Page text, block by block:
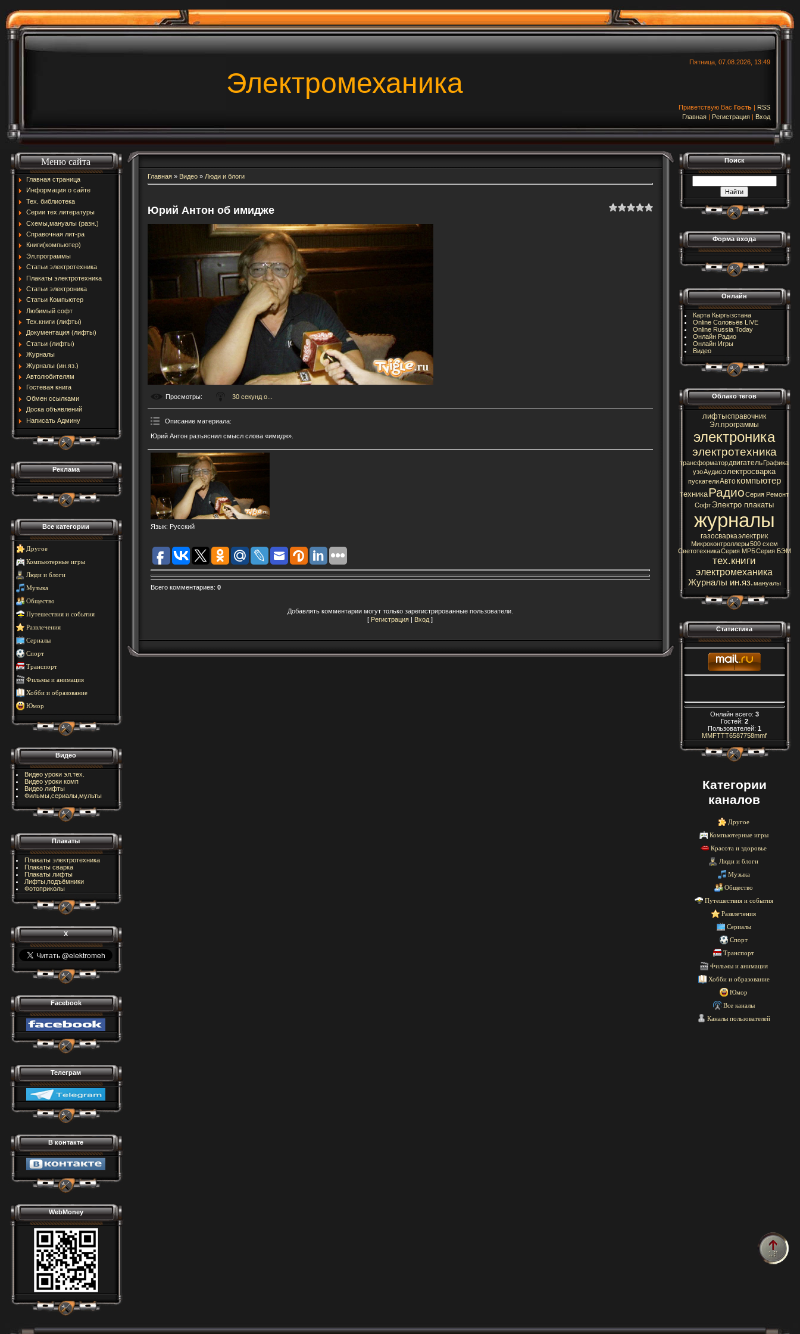
Пятница, 07.08.2026, 13:49
Электромеханика
Приветствую Вас Гость | RSS
Главная | Регистрация | Вход
Меню сайта
Главная страница
Информация о сайте
Тех. библиотека
Серии тех.литературы
Схемы,мануалы (разн.)
Справочная лит-ра
Книги(компьютер)
Эл.программы
Статьи электротехника
Плакаты электротехника
Статьи электроника
Статьи Компьютер
Любимый софт
Тех.книги (лифты)
Документация (лифты)
Статьи (лифты)
Журналы
Журналы (ин.яз.)
Автолюбителям
Гостевая книга
Обмен ссылками
Доска объявлений
Написать Админу
Реклама
Все категории
Другое
Компьютерные игры
Люди и блоги
Музыка
Общество
Путешествия и события
Развлечения
Сериалы
Спорт
Транспорт
Фильмы и анимация
Хобби и образование
Юмор
Видео
Видео уроки эл.тех.
Видео уроки комп
Видео лифты
Фильмы,сериалы,мульты
Плакаты
Плакаты электротехника
Плакаты сварка
Плакаты лифты
Лифты,подъёмники
Фотоприколы
X
Facebook
Телеграм
В контакте
WebMoney
Главная» Видео» Люди и блоги
Юрий Антон об имидже
Просмотры: 30 секунд о...
Описание материала:
Юрий Антон разъяснил смысл слова «имидж».
Язык: Русский
Всего комментариев: 0
Добавлять комментарии могут только зарегистрированные пользователи.
[ Регистрация | Вход ]
Поиск
Форма входа
Онлайн
Карта Кыргызстана
Online Соловьёв LIVE
Online Russia Today
Онлайн Радио
Онлайн Игры
Видео
Облако тегов
лифтысправочник
Эл.программы
электроника
электротехника
трансформатордвигательГрафика
узоАудиоэлектросварка
пускателиАвтокомпьютер
техникаРадиоСерия Ремонт
СофтЭлектро плакаты
журналы
газосваркаэлектрик
Микроконтроллеры500 схем
СветотехникаСерия МРБСерия БЭМ
тех.книги
электромеханика
Журналы ин.яз.мануалы
Статистика
Онлайн всего: 3
Гостей: 2
Пользователей: 1
MMFTTT6587758mmf
Категории
каналов
Другое
Компьютерные игры
Красота и здоровье
Люди и блоги
Музыка
Общество
Путешествия и события
Развлечения
Сериалы
Спорт
Транспорт
Фильмы и анимация
Хобби и образование
Юмор
Все каналы
Каналы пользователей